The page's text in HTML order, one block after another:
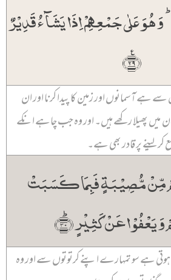
ہُوَ عَلٰی جَمۡعِہِمۡ اِذَا یَشَآءُ قَدِیۡرٌ
﴿٪۲۹﴾
سے ہے آسمانوں اور زمین کا پیدا کرنا اور ان
میں پھیلا رکھے ہیں۔ اور وہ جب چاہے انکے
کر لینے پر قادر بھی ہے۔
مِّنۡ مُّصِیۡبَۃٍ فَبِمَا کَسَبَتۡ
عَنۡ کَثِیۡرٍ ﴿ؕ۳۰﴾
ہوتی ہے سو تمہارے اپنے کرتوتوں سے اور وہ